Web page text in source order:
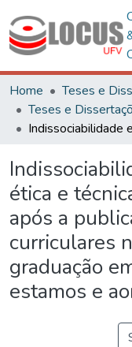
Home
Teses e
ética e
após a
curriculares
graduação
estamos e